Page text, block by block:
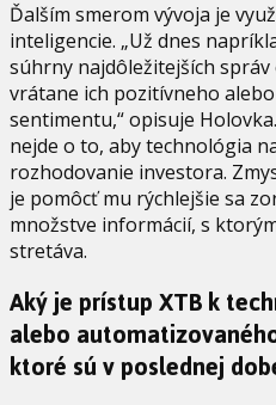
Ďalším smerom vývoja je
inteligencie. „Už dnes
súhrny najdôležitejších správ
vrátane ich pozitívneho
sentimentu,“ opisuje
nejde o to, aby technológia
rozhodovanie investora.
je pomôcť mu rýchlejšie sa
množstve informácií, s
stretáva.
Aký je prístup XTB k
alebo
ktoré sú v poslednej